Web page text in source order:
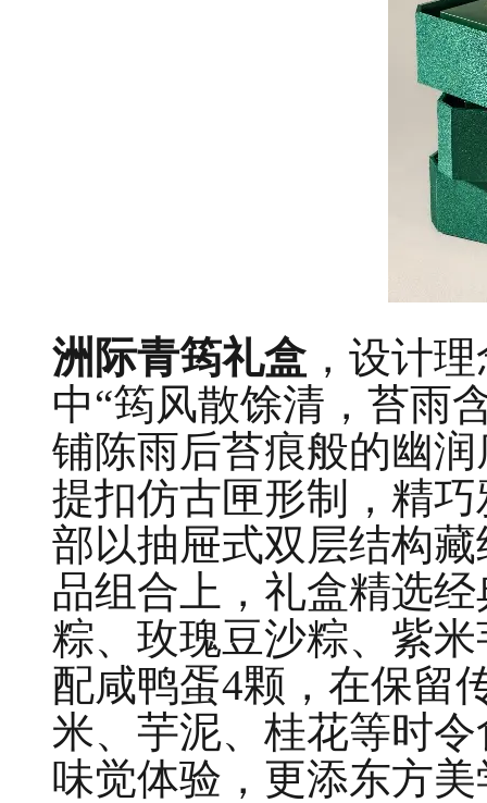
洲际青筠礼盒 ，设计
中“筠风散馀清，苔雨
铺陈雨后苔痕般的幽
提扣仿古匣形制，精
部以抽屉式双层结构
品组合上，礼盒精选
粽、玫瑰豆沙粽、紫
配咸鸭蛋4颗，在保留
米、芋泥、桂花等时
味觉体验，更添东方